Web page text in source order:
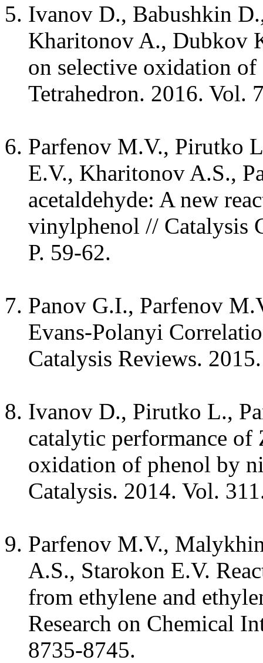
Ivanov D., Babushkin
Kharitonov A., Dubkov
on selective oxidation
Tetrahedron. 2016. Vol.
Parfenov M.V., Pirutko
E.V., Kharitonov A.S.,
acetaldehyde: A new
vinylphenol // Catalysis
P. 59-62.
Panov G.I., Parfenov
Evans-Polanyi
Catalysis Reviews.
Ivanov D., Pirutko L.,
catalytic performance
oxidation of phenol by
Catalysis. 2014. Vol.
Parfenov M.V.,
A.S., Starokon E.V.
from ethylene and
Research on Chemical
8735-8745.